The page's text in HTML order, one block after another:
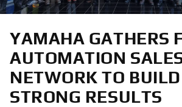
YAMAHA GATHERS
AUTOMATION
NETWORK TO
STRONG RESULTS